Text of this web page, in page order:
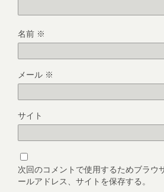
名前 ※
メール ※
サイト
次回のコメントで使用するためブラウ
ールアドレス、サイトを保存する。